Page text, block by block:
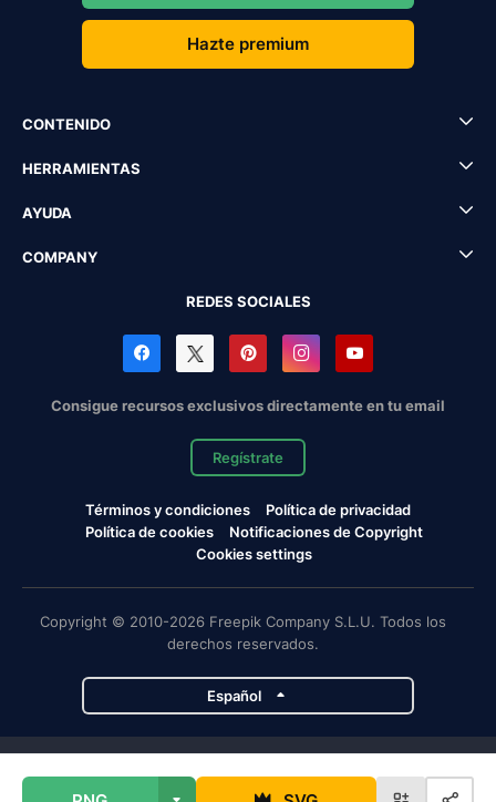
Hazte premium
CONTENIDO
HERRAMIENTAS
AYUDA
COMPANY
REDES SOCIALES
Consigue recursos exclusivos directamente en tu email
Regístrate
Términos y condiciones
Política de privacidad
Política de cookies
Notificaciones de Copyright
Cookies settings
Copyright © 2010-2026 Freepik Company S.L.U. Todos los
derechos reservados.
Español